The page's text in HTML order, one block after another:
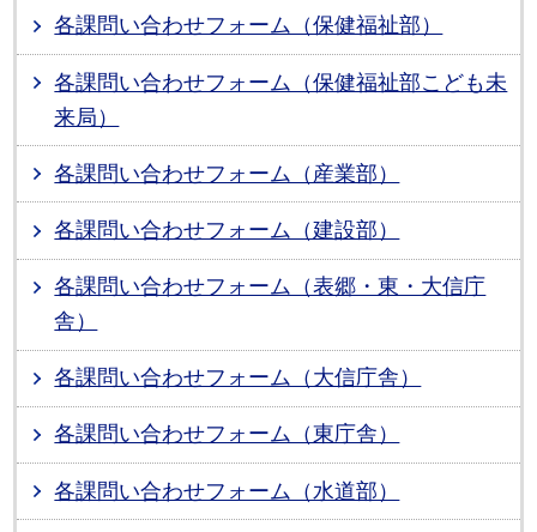
各課問い合わせフォーム（保健福祉部）
各課問い合わせフォーム（保健福祉部こども未
来局）
各課問い合わせフォーム（産業部）
各課問い合わせフォーム（建設部）
各課問い合わせフォーム（表郷・東・大信庁
舎）
各課問い合わせフォーム（大信庁舎）
各課問い合わせフォーム（東庁舎）
各課問い合わせフォーム（水道部）